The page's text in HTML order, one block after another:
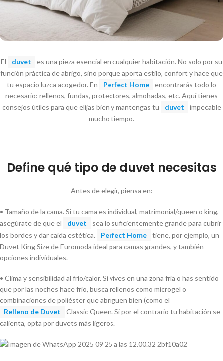
El duvet
es una pieza esencial en cualquier habitación. No solo por su
función práctica de abrigo, sino porque aporta estilo, confort y hace que
tu espacio luzca acogedor. En
Perfect Home
encontrarás todo lo
necesario: rellenos, fundas, protectores, almohadas, etc. Aquí tienes
consejos útiles para que elijas bien y mantengas tu
duvet
impecable
mucho tiempo.
Define qué tipo de duvet necesitas
Antes de elegir, piensa en:
• Tamaño de la cama. Si tu cama es individual, matrimonial/queen o king,
asegúrate de que el
duvet
sea lo suficientemente grande para cubrir
los bordes y dar caída estética.
Perfect Home
tiene, por ejemplo, un
Duvet King Size de Euromoda ideal para camas grandes, y también
opciones individuales.
• Clima y sensibilidad al frío/calor. Si vives en una zona fría o has sentido
que por las noches hace frío, busca rellenos como microgel o
combinaciones de poliéster que abriguen bien (como el
Relleno de Duvet
Classic Queen. Si por el contrario tu habitación se
calienta, opta por duvets más ligeros.